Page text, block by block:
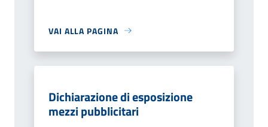
VAI ALLA PAGINA
Dichiarazione di esposizione
mezzi pubblicitari